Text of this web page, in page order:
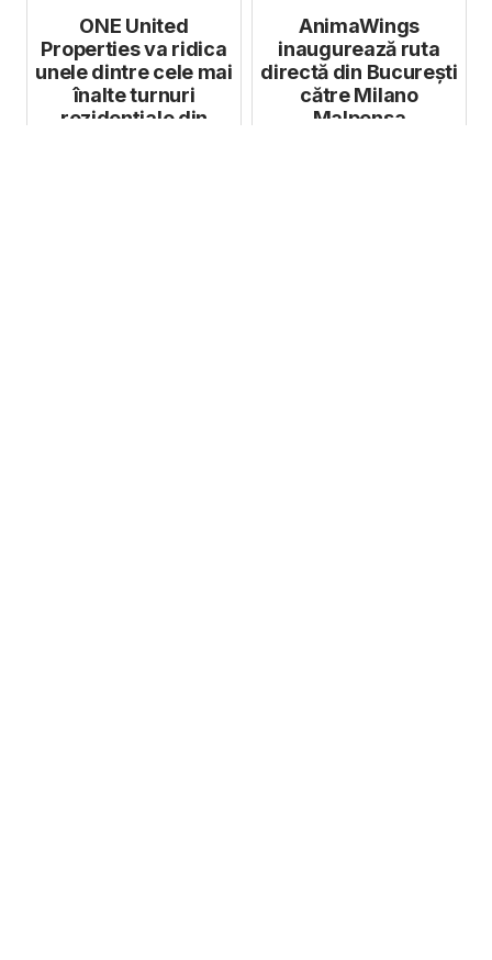
ONE United
Properties va ridica
unele dintre cele mai
înalte turnuri
rezidențiale din
AnimaWings
inaugurează ruta
directă din București
către Milano
Malpensa